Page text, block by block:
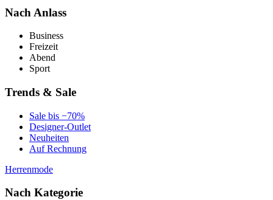
Nach Anlass
Business
Freizeit
Abend
Sport
Trends & Sale
Sale bis −70%
Designer-Outlet
Neuheiten
Auf Rechnung
Herrenmode
Nach Kategorie